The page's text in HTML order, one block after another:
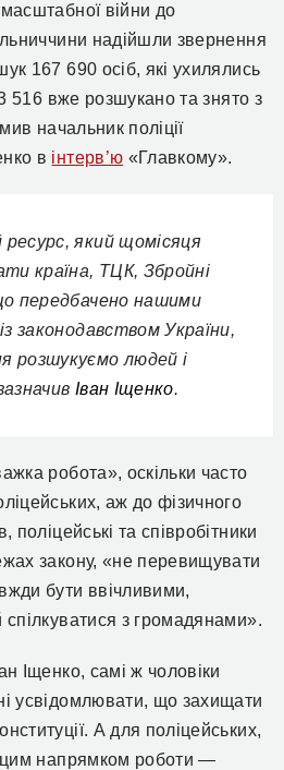
війни до
надійшли звернення
167 690 осіб, які ухилялись
516 вже розшукано та знято з
начальник поліції
в інтерв’ю «Главкому».
який щомісяця
країна, ТЦК, Збройні
передбачено нашими
законодавством України,
розшукуємо людей і
Іван Іщенко.
робота», оскільки часто
аж до фізичного
поліцейські та співробітники
закону, «не перевищувати
бути ввічливими,
спілкуватися з громадянами».
Іщенко, самі ж чоловіки
усвідомлювати, що захищати
А для поліцейських,
напрямком роботи —